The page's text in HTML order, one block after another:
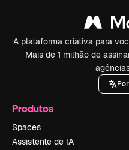
A plataforma criativa para
Mais de 1 milhão de
Produtos
Spaces
Assistente de IA